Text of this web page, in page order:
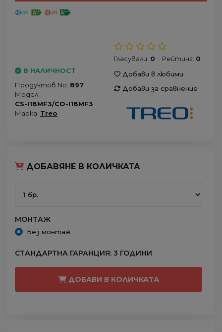
В НАЛИЧНОСТ
Продуктов No: 897
Модел:
CS-I18MF3/CO-I18MF3
Марка: Treo
Гласували: 0 Рейтинг: 0
Добави в любими
Добави за сравнение
ДОБАВЯНЕ В КОЛИЧКАТА
МОНТАЖ
Без монтаж
СТАНДАРТНА ГАРАНЦИЯ: 3 ГОДИНИ
ДОБАВИ В КОЛИЧКАТА